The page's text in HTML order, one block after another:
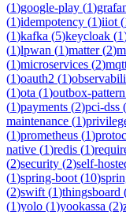
(1)google-play (1)
(1)idempotency (1)iiot (
(1)kafka (5)keycloak (1
(1)lpwan (1)matter(2)
(1)microservices (2)
(1)oauth2 (1)
(1)ota (1)outbox-pattern
(1)payments (2)pci-dss (
maintenance (1)
(1)prometheus (1)
native (1)redis (1)
(2)security (2)self-
(1)spring-boot (10)
(2)swift (1)thingsboard
(1)yolo (1)yookassa (2)